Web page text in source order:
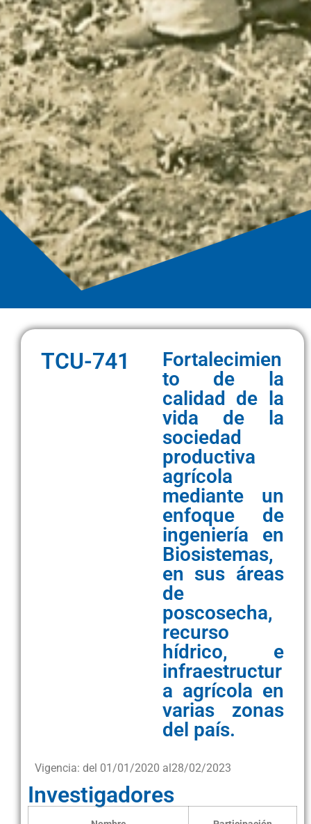
TCU-741
Fortalecimien
to de la
calidad de la
vida de la
sociedad
productiva
agrícola
mediante un
enfoque de
ingeniería en
Biosistemas,
en sus áreas
de
poscosecha,
recurso
hídrico, e
infraestructur
a agrícola en
varias zonas
del país.
Vigencia: del 01/01/2020 al28/02/2023
Investigadores